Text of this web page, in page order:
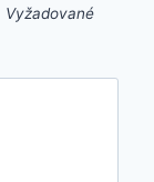
Vyžadované